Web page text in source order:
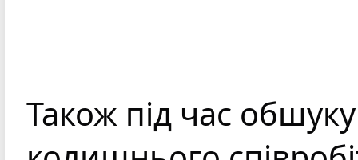
Також під час обшуку